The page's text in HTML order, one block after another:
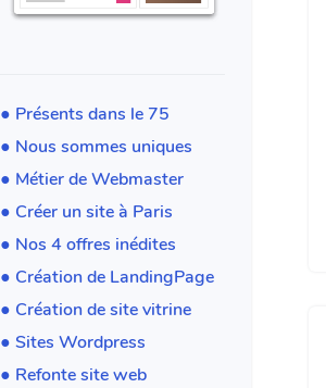
● Présents dans le 75
● Nous sommes uniques
● Métier de Webmaster
● Créer un site à Paris
● Nos 4 offres inédites
● Création de LandingPage
● Création de site vitrine
● Sites Wordpress
● Refonte site web